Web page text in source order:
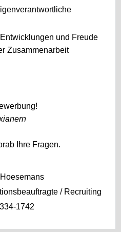
und Freude
Zusammenarbeit
Ihre Fragen.
/ Recruiting
1742